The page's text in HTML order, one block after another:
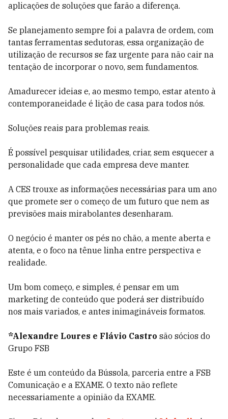
aplicações de soluções que farão a diferença.
Se planejamento sempre foi a palavra de ordem, com
tantas ferramentas sedutoras, essa organização de
utilização de recursos se faz urgente para não cair na
tentação de incorporar o novo, sem fundamentos.
Amadurecer ideias e, ao mesmo tempo, estar atento à
contemporaneidade é lição de casa para todos nós.
Soluções reais para problemas reais.
É possível pesquisar utilidades, criar, sem esquecer a
personalidade que cada empresa deve manter.
A CES trouxe as informações necessárias para um ano
que promete ser o começo de um futuro que nem as
previsões mais mirabolantes desenharam.
O negócio é manter os pés no chão, a mente aberta e
atenta, e o foco na tênue linha entre perspectiva e
realidade.
Um bom começo, e simples, é pensar em um
marketing de conteúdo que poderá ser distribuído
nos mais variados, e antes inimagináveis formatos.
*Alexandre Loures e Flávio Castro são sócios do
Grupo FSB
Este é um conteúdo da Bússola, parceria entre a FSB
Comunicação e a EXAME. O texto não reflete
necessariamente a opinião da EXAME.